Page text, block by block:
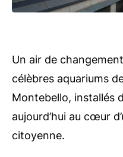
Un air de
célèbres aquariums
Montebello, installés
aujourd’hui au cœur
citoyenne.